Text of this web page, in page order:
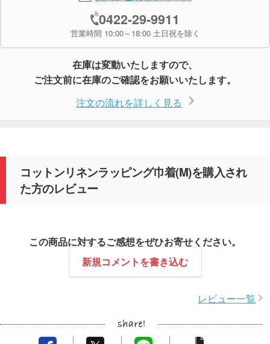
0422-29-9911
営業時間 10:00～18:00 土日祝を除く
在庫は変動いたしますので、
ご注文前に在庫のご確認をお願いいたします。
注文の流れを詳しく見る
コットンリネンラッピング巾着(M)を購入され
た方のレビュー
この商品に対するご感想をぜひお寄せください。
新規コメントを書き込む
レビュー一覧